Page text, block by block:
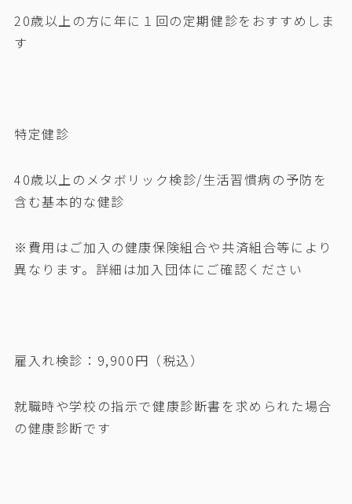
20歳以上の方に年に１回の定期健診をおすすめしま
す
特定健診
40歳以上のメタボリック検診/生活習慣病の予防を
含む基本的な健診
※費用はご加入の健康保険組合や共済組合等により
異なります。詳細は加入団体にご確認ください
雇入れ検診：9,900円（税込）
就職時や学校の指示で健康診断書を求められた場合
の健康診断です